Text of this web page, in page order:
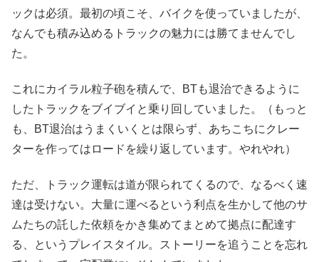
ックは必須。最初の頃こそ、バイクを使っていましたが、
なんでも積み込めるトラックの魅力には勝てませんでし
た。
これにカイラル粒子砲を積んで、BTも退治できるように
したトラックをブイブイと乗り回していました。（もっと
も、BT退治はうまくいくとは限らず、あちこちにクレー
ターを作ってはロードを繰り返しています。やれやれ）
ただ、トラック運転は道が限られてくるので、なるべく速
達は受けない。大量に運べるという利点を生かして他のサ
ムたちの託した依頼をかき集めてまとめて拠点に配達す
る、というプレイスタイル。ストーリーを追うことを忘れ